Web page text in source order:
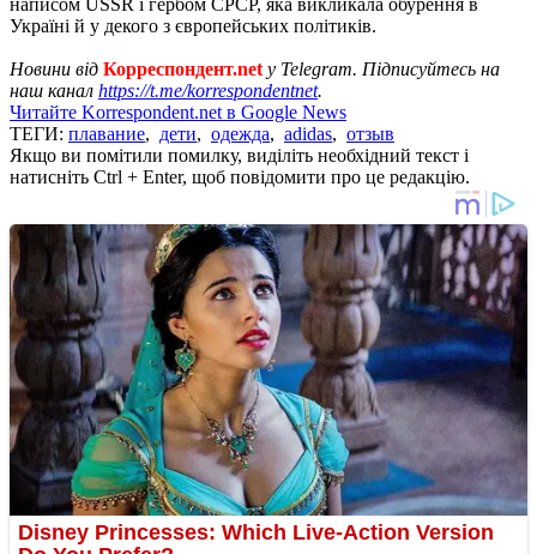
Україні й у декого з європейських політиків.
Новини від Корреспондент.net у Telegram. Підписуйтесь на
наш канал https://t.me/korrespondentnet.
Читайте Korrespondent.net в Google News
ТЕГИ: плавание, дети, одежда, adidas, отзыв
Якщо ви помітили помилку, виділіть необхідний текст і
натисніть Ctrl + Enter, щоб повідомити про це редакцію.